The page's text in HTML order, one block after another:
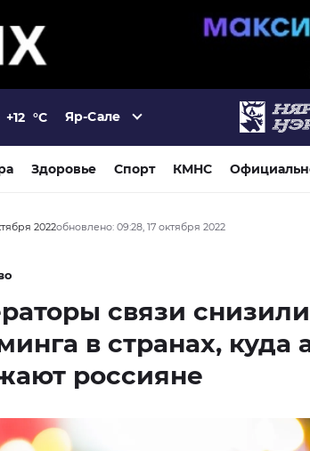
+12 °C Яр-Сале
Здоровье Спорт КМНС
2022обновлено: 09:28, 17 октября 2022
связи
в странах, куда
россияне